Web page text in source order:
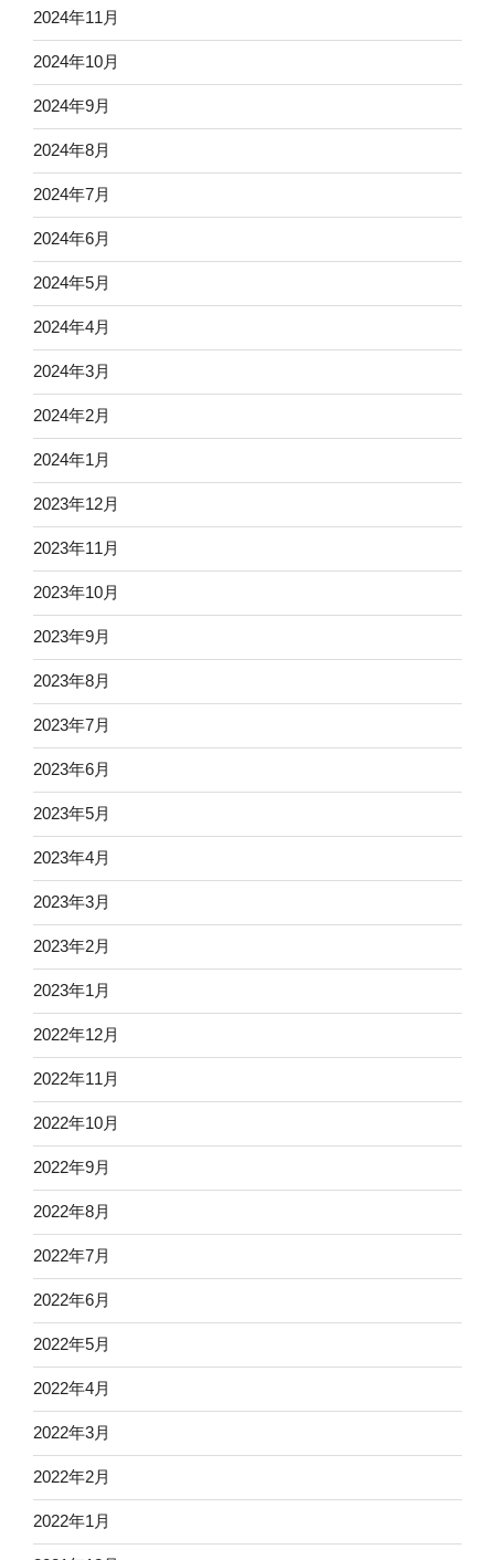
2024年11月
2024年10月
2024年9月
2024年8月
2024年7月
2024年6月
2024年5月
2024年4月
2024年3月
2024年2月
2024年1月
2023年12月
2023年11月
2023年10月
2023年9月
2023年8月
2023年7月
2023年6月
2023年5月
2023年4月
2023年3月
2023年2月
2023年1月
2022年12月
2022年11月
2022年10月
2022年9月
2022年8月
2022年7月
2022年6月
2022年5月
2022年4月
2022年3月
2022年2月
2022年1月